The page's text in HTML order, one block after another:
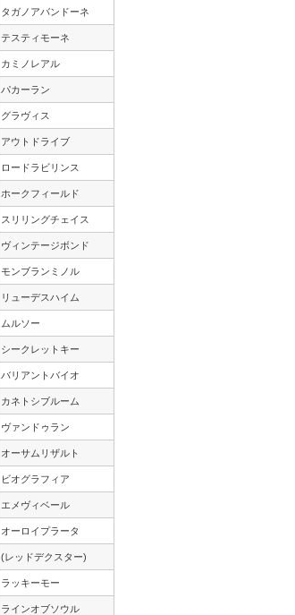
タガノアバンドーネ
テスティモーネ
カミノレアル
パカーラン
グラヴィス
アウトドライブ
ロードラビリンス
ホークフィールド
スリリングチェイス
ヴィンテージボンド
モンブランミノル
リューデスハイム
ムルソー
シークレットキー
バリアントバイオ
カネトシブルーム
ヴァンドゥラン
オーサムリザルト
ビオグラフィア
エメヴィベール
オーロイプラータ
(レッドデクスター)
ラッキーモー
ラインオブソウル